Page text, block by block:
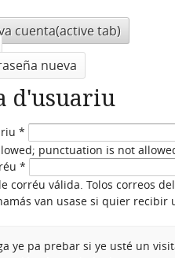
cuenta(active tab)
nueva
d'usuariu
*
punctuation is not
*
corréu válida. Tolos correos
van usase si quier recibir
ye pa prebar si ye usté un